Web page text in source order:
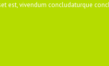
est, vivendum concludaturque